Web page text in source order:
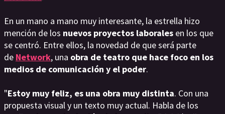
En un mano a mano muy interesante, la estrella hizo
mención de los nuevos proyectos laborales en los que
se centró. Entre ellos, la novedad de que será parte
de Network, una obra de teatro que hace foco en los
medios de comunicación y el poder.
"Estoy muy feliz, es una obra muy distinta. Con una
propuesta visual y un texto muy actual. Habla de los